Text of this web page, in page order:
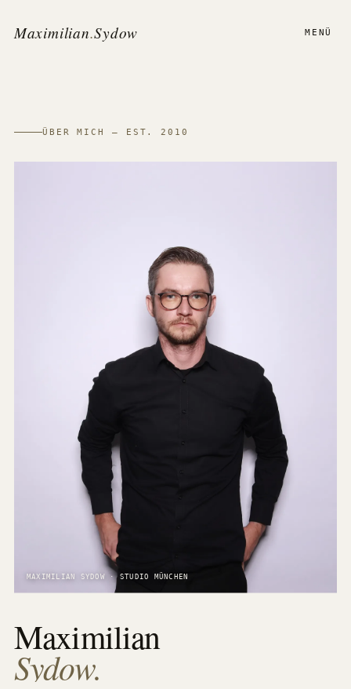
Maximilian.Sydow MENÜ
ÜBER MICH — EST. 2010
Maximilian
Sydow.
MAXIMILIAN SYDOW · STUDIO MÜNCHEN